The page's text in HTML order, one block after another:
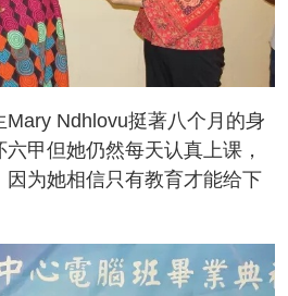
Mary Ndhlovu挺著八个月的身
甲但她仍然每天认真上课，
为她相信只有教育才能给下